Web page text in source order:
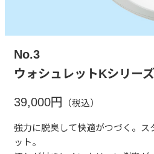
No.3
ウォシュレットKシリー
39,000円 （税込）
強力に脱臭して快適がつづく。ス
ット。